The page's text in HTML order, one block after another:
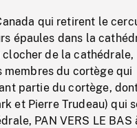
qui retirent le
épaules dans la
de la cathédrale,
membres du cortège qui
partie du cortège,
et Pierre Trudeau) qui
PAN VERS LE BAS